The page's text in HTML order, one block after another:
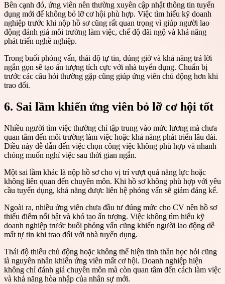
Bên cạnh đó, ứng viên nên thường xuyên cập nhật thông tin tuyển
dụng mới để không bỏ lỡ cơ hội phù hợp. Việc tìm hiểu kỹ doanh
nghiệp trước khi nộp hồ sơ cũng rất quan trọng vì giúp người lao
động đánh giá môi trường làm việc, chế độ đãi ngộ và khả năng
phát triển nghề nghiệp.
Trong buổi phỏng vấn, thái độ tự tin, đúng giờ và khả năng trả lời
ngắn gọn sẽ tạo ấn tượng tích cực với nhà tuyển dụng. Chuẩn bị
trước các câu hỏi thường gặp cũng giúp ứng viên chủ động hơn khi
trao đổi.
6. Sai lầm khiến ứng viên bỏ lỡ cơ hội tốt
Nhiều người tìm việc thường chỉ tập trung vào mức lương mà chưa
quan tâm đến môi trường làm việc hoặc khả năng phát triển lâu dài.
Điều này dễ dẫn đến việc chọn công việc không phù hợp và nhanh
chóng muốn nghỉ việc sau thời gian ngắn.
Một sai lầm khác là nộp hồ sơ cho vị trí vượt quá năng lực hoặc
không liên quan đến chuyên môn. Khi hồ sơ không phù hợp với yêu
cầu tuyển dụng, khả năng được liên hệ phỏng vấn sẽ giảm đáng kể.
Ngoài ra, nhiều ứng viên chưa đầu tư đúng mức cho CV nên hồ sơ
thiếu điểm nổi bật và khó tạo ấn tượng. Việc không tìm hiểu kỹ
doanh nghiệp trước buổi phỏng vấn cũng khiến người lao động dễ
mất tự tin khi trao đổi với nhà tuyển dụng.
Thái độ thiếu chủ động hoặc không thể hiện tinh thần học hỏi cũng
là nguyên nhân khiến ứng viên mất cơ hội. Doanh nghiệp hiện
không chỉ đánh giá chuyên môn mà còn quan tâm đến cách làm việc
và khả năng hòa nhập của nhân sự mới.